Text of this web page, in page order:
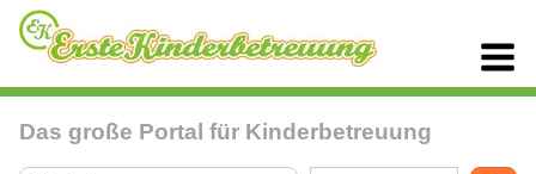
Das große Portal für Kinderbetreuung